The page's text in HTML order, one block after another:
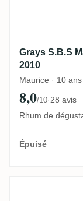
Grays S.B.S
2010
Maurice · 10 ans
8,0/10·28 avis
Rhum de
Épuisé
Don Q